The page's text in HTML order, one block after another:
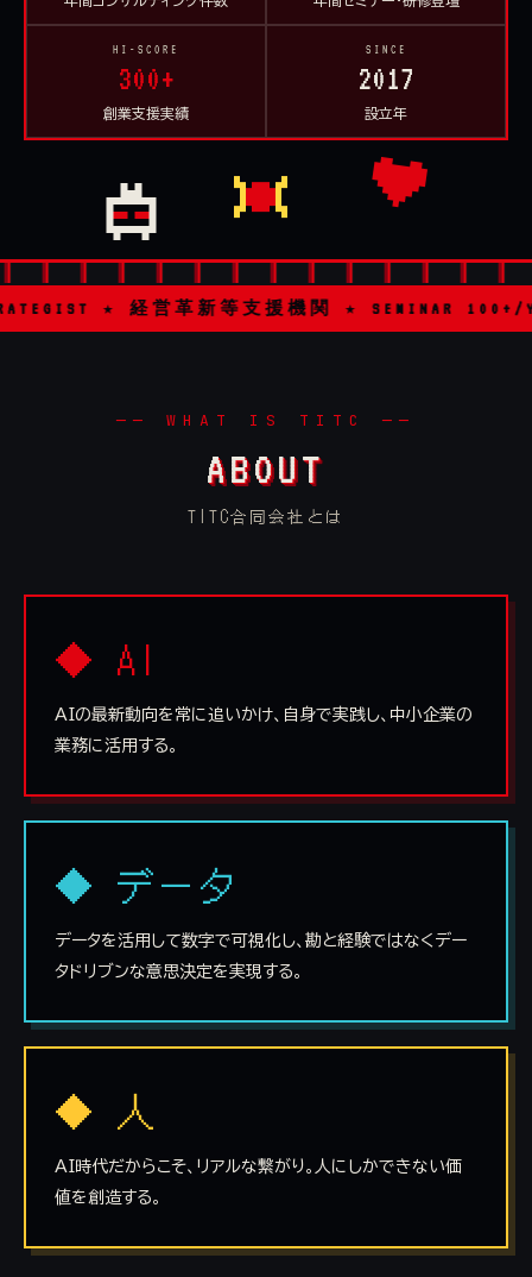
HI-SCORE
300+
創業支援実績
SINCE
2017
設立年
経営革新等支援機関 ★ SEMINAR 100+/YEAR ★
── WHAT IS TITC ──
ABOUT
TITC合同会社とは
◆ AI
AIの最新動向を常に追いかけ、自身で実践し、中小企業の
業務に活用する。
◆ データ
データを活用して数字で可視化し、勘と経験ではなくデー
タドリブンな意思決定を実現する。
◆ 人
AI時代だからこそ、リアルな繋がり。人にしかできない価
値を創造する。